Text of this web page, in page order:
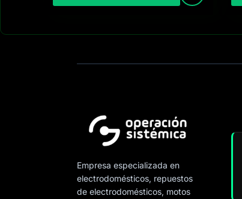
Empresa especializada en
electrodomésticos, repuestos
de electrodomésticos, motos